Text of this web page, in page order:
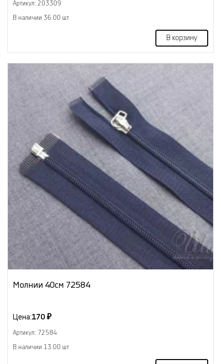
Артикул: 203309
В наличии 36.00 шт
В корзину
Молнии 40см 72584
Цена:170 ₽
Артикул: 72584
В наличии 13.00 шт